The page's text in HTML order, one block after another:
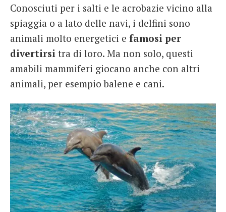
Conosciuti per i salti e le acrobazie vicino alla
spiaggia o a lato delle navi, i delfini sono
animali molto energetici e famosi per
divertirsi tra di loro. Ma non solo, questi
amabili mammiferi giocano anche con altri
animali, per esempio balene e cani.